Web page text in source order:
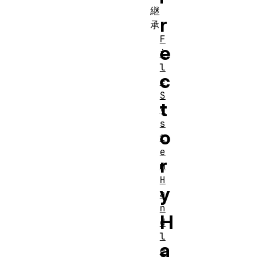
r
e
c
t
o
r
y
H
a
継
承
F
i
l
e
S
y
s
t
e
m
H
a
n
d
l
e